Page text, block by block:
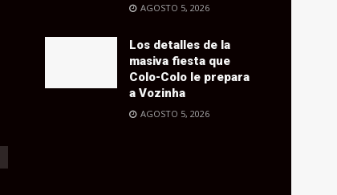
AGOSTO 5, 2026
Los detalles de la
masiva fiesta que
Colo-Colo le prepara
a Vozinha
AGOSTO 5, 2026